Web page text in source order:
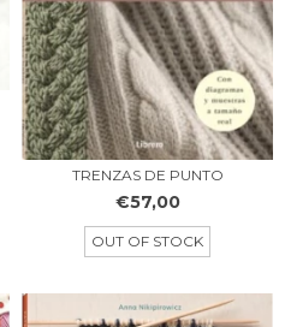
TRENZAS DE PUNTO
€57,00
OUT OF STOCK